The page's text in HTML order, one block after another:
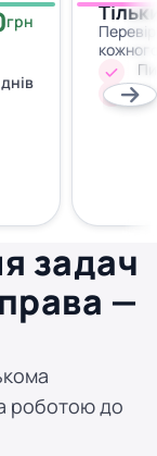
грн
днів
задач
—
роботою до